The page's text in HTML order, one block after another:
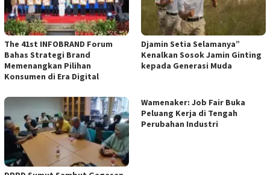
The 41st INFOBRAND Forum
Bahas Strategi Brand
Memenangkan Pilihan
Konsumen di Era Digital
Djamin Setia Selamanya”
Kenalkan Sosok Jamin Ginting
kepada Generasi Muda
Wamenaker: Job Fair Buka
Peluang Kerja di Tengah
Perubahan Industri